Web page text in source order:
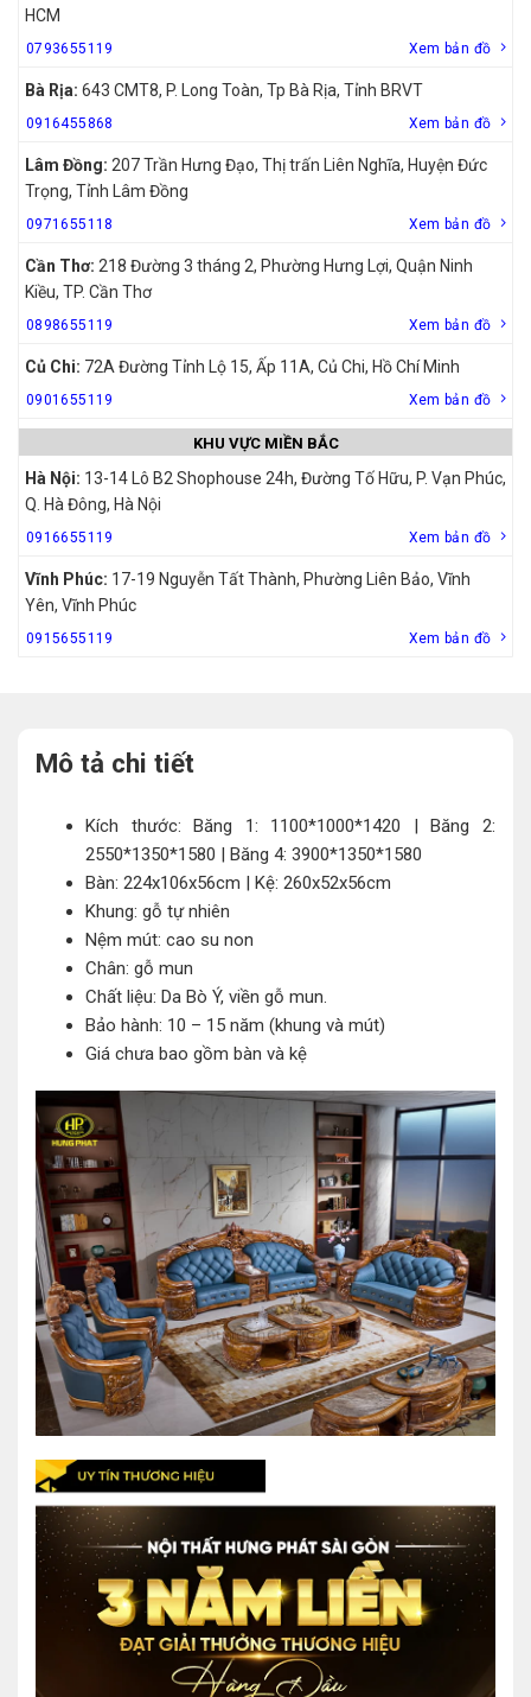
HCM
0793655119 Xem bản đồ
Bà Rịa: 643 CMT8, P. Long Toàn, Tp Bà Rịa, Tỉnh BRVT
0916455868 Xem bản đồ
Lâm Đồng: 207 Trần Hưng Đạo, Thị trấn Liên Nghĩa, Huyện Đức
Trọng, Tỉnh Lâm Đồng
0971655118 Xem bản đồ
Cần Thơ: 218 Đường 3 tháng 2, Phường Hưng Lợi, Quận Ninh
Kiều, TP. Cần Thơ
0898655119 Xem bản đồ
Củ Chi: 72A Đường Tỉnh Lộ 15, Ấp 11A, Củ Chi, Hồ Chí Minh
0901655119 Xem bản đồ
KHU VỰC MIỀN BẮC
Hà Nội: 13-14 Lô B2 Shophouse 24h, Đường Tố Hữu, P. Vạn Phúc,
Q. Hà Đông, Hà Nội
0916655119 Xem bản đồ
Vĩnh Phúc: 17-19 Nguyễn Tất Thành, Phường Liên Bảo, Vĩnh
Yên, Vĩnh Phúc
0915655119 Xem bản đồ
Mô tả chi tiết
Kích thước: Băng 1: 1100*1000*1420 | Băng 2:
2550*1350*1580 | Băng 4: 3900*1350*1580
Bàn: 224x106x56cm | Kệ: 260x52x56cm
Khung: gỗ tự nhiên
Nệm mút: cao su non
Chân: gỗ mun
Chất liệu: Da Bò Ý, viền gỗ mun.
Bảo hành: 10 – 15 năm (khung và mút)
Giá chưa bao gồm bàn và kệ